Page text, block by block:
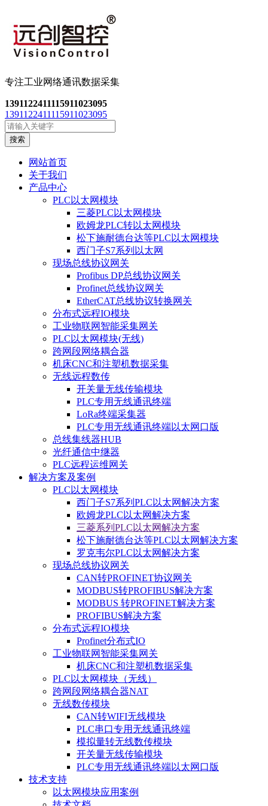
专注工业网络通讯数据采集
1391122411115911023095
1391122411115911023095
搜索
网站首页
关于我们
产品中心
PLC以太网模块
三菱PLC以太网模块
欧姆龙PLC转以太网模块
松下施耐德台达等PLC以太网模块
西门子S7系列以太网
现场总线协议网关
Profibus DP总线协议网关
Profinet总线协议网关
EtherCAT总线协议转换网关
分布式远程IO模块
工业物联网智能采集网关
PLC以太网模块(无线)
跨网段网络耦合器
机床CNC和注塑机数据采集
无线远程数传
开关量无线传输模块
PLC专用无线通讯终端
LoRa终端采集器
PLC专用无线通讯终端以太网口版
总线集线器HUB
光纤通信中继器
PLC远程运维网关
解决方案及案例
PLC以太网模块
西门子S7系列PLC以太网解决方案
欧姆龙PLC以太网解决方案
三菱系列PLC以太网解决方案
松下施耐德台达等PLC以太网解决方案
罗克韦尔PLC以太网解决方案
现场总线协议网关
CAN转PROFINET协议网关
MODBUS转PROFIBUS解决方案
MODBUS 转PROFINET解决方案
PROFIBUS解决方案
分布式远程IO模块
Profinet分布式IO
工业物联网智能采集网关
机床CNC和注塑机数据采集
PLC以太网模块（无线）
跨网段网络耦合器NAT
无线数传模块
CAN转WIFI无线模块
PLC串口专用无线通讯终端
模拟量转无线数传模块
开关量无线传输模块
PLC专用无线通讯终端以太网口版
技术支持
以太网模块应用案例